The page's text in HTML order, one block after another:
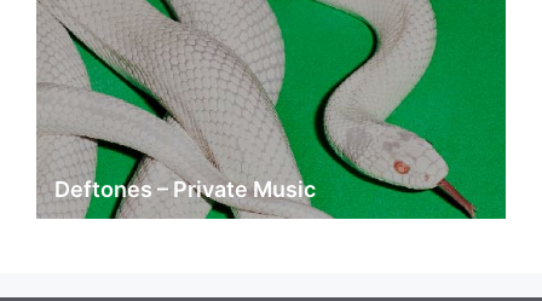
Deftones – Private Music